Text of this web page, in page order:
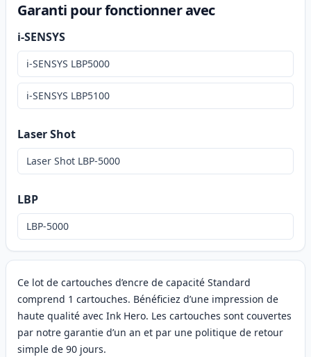
Ce lot de cartouches d’encre de capacité Standard
comprend 1 cartouches. Bénéficiez d’une impression de
haute qualité avec Ink Hero. Les cartouches sont couvertes
par notre garantie d’un an et par une politique de retour
simple de 90 jours.
Garanti pour fonctionner avec
i-SENSYS
i-SENSYS LBP5000
i-SENSYS LBP5100
Laser Shot
Laser Shot LBP-5000
LBP
LBP-5000